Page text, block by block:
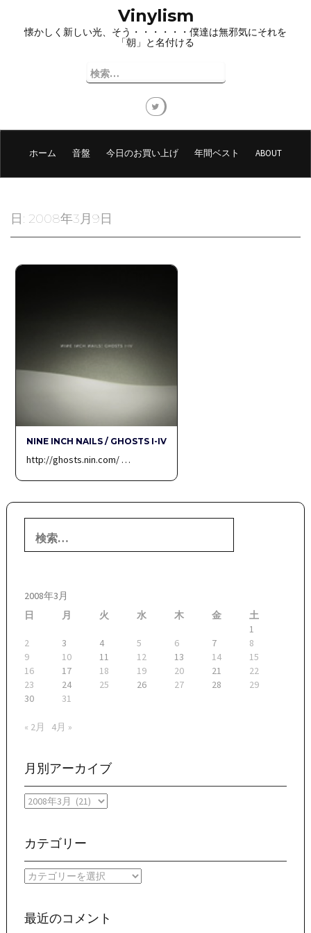
プ
Vinylism
懐かしく新しい光、そう・・・・・・僕達は無邪気にそれを
「朝」と名付ける
検
索:
ホーム 音盤 今日のお買い上げ 年間ベスト ABOUT
日: 2008年3月9日
NINE INCH NAILS / GHOSTS I-IV
http://ghosts.nin.com/ …
索:
2008年3月
日
月 火 水 木 金
土
1
2
3 4 5 6 7
8
9
10 11 12 13 14
15
16
17 18 19 20 21
22
23
24 25 26 27 28
29
30
31
« 2月 4月 »
月別アーカイブ
月
ー
イ
ブ
カテゴリー
カ
リ
最近のコメント